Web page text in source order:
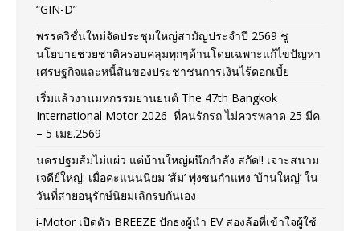
“GIN-D”
พรรควิชั่นใหม่จัดประชุมใหญ่สามัญประจำปี 2569 ชู
นโยบายช่วยชาติครอบคลุมทุกๆด้านโดยเฉพาะแก้ไขปัญหา
เศรษฐกิจและหนี้สินของประชาชนการเงินไร้ดอกเบี้ย
เริ่มแล้วงานมหกรรมยานยนต์ The 47th Bangkok
International Motor 2026 ที่คนรักรถ ไม่ควรพลาด 25 มีค.
– 5 เมย.2569
นครปฐมส้มไม่แผ่ว แต่บ้านใหญ่ผนึกกำลัง สกัด!! เจาะสนาม
เจดีย์ใหญ่: เมื่อคะแนนนิยม ‘ส้ม’ พุ่งชนกำแพง ‘บ้านใหญ่’ ใน
วันที่สายอนุรักษ์นิยมเลิกรบกันเอง
i-Motor เปิดตัว BREEZE ปักธงผู้นำ EV สองล้อที่เข้าใจผู้ใช้